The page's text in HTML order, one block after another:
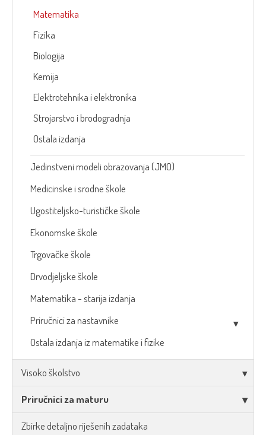
Matematika
Fizika
Biologija
Kemija
Elektrotehnika i elektronika
Strojarstvo i brodogradnja
Ostala izdanja
Jedinstveni modeli obrazovanja (JMO)
Medicinske i srodne škole
Ugostiteljsko-turističke škole
Ekonomske škole
Trgovačke škole
Drvodjeljske škole
Matematika - starija izdanja
Priručnici za nastavnike
Ostala izdanja iz matematike i fizike
Visoko školstvo
Priručnici za maturu
Zbirke detaljno riješenih zadataka